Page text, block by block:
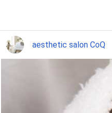
aesthetic salon CoQ